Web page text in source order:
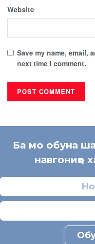
Website
Save my name, email,
next time I comment.
Ба мо обуна
навгониҳо